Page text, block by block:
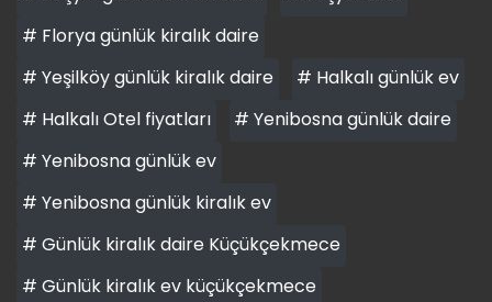
# Florya günlük kiralık daire
# Yeşilköy günlük kiralık daire
# Halkalı günlük ev
# Halkalı Otel fiyatları
# Yenibosna günlük daire
# Yenibosna günlük ev
# Yenibosna günlük kiralık ev
# Günlük kiralık daire Küçükçekmece
# Günlük kiralık ev küçükçekmece